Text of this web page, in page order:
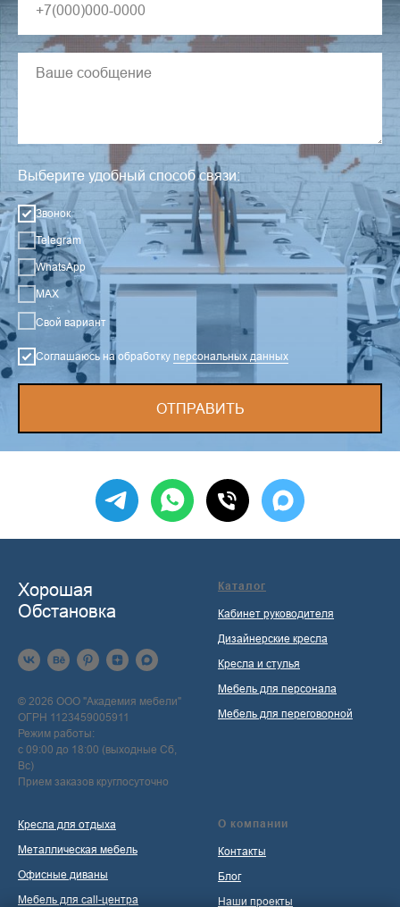
Выберите удобный способ связи:
Звонок
Telegram
WhatsApp
MAX
Свой вариант
Соглашаюсь на обработку персональных данных
ОТПРАВИТЬ
Хорошая
Обстановка
© 2026 ООО "Академия мебели"
ОГРН 1123459005911
Режим работы:
с 09:00 до 18:00 (выходные Сб,
Вс)
Прием заказов круглосуточно
Каталог
Кабинет руководителя
Дизайнерские кресла
Кресла и стулья
Мебель для персонала
Мебель для переговорной
Кресла для отдыха
Металлическая мебель
Офисные диваны
Мебель для call-центра
О компании
Контакты
Блог
Наши проекты